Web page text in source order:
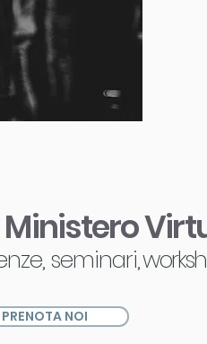
Ministero
seminari,
PRENOTA NOI